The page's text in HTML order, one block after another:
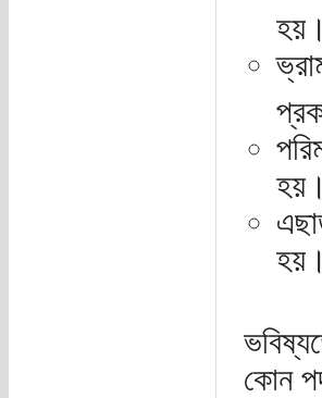
হয়।
হয়।
হয়।
কোন